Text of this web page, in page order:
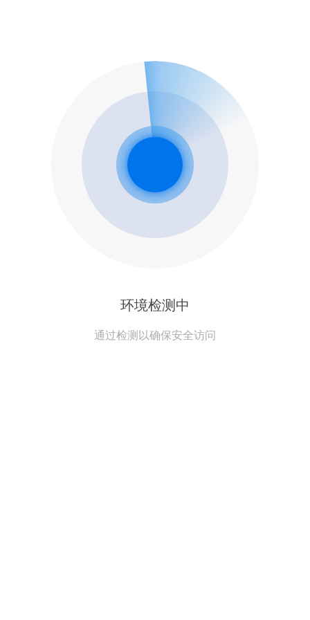
环境检测中
通过检测以确保安全访问